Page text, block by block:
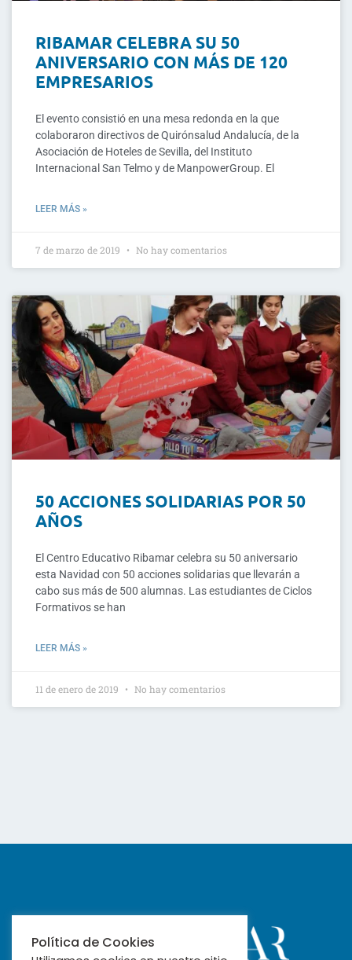
RIBAMAR CELEBRA SU 50
ANIVERSARIO CON MÁS DE 120
EMPRESARIOS
El evento consistió en una mesa redonda en la que
colaboraron directivos de Quirónsalud Andalucía, de la
Asociación de Hoteles de Sevilla, del Instituto
Internacional San Telmo y de ManpowerGroup. El
LEER MÁS »
7 de marzo de 2019 No hay comentarios
50 ACCIONES SOLIDARIAS POR 50
AÑOS
El Centro Educativo Ribamar celebra su 50 aniversario
esta Navidad con 50 acciones solidarias que llevarán a
cabo sus más de 500 alumnas. Las estudiantes de Ciclos
Formativos se han
LEER MÁS »
11 de enero de 2019 No hay comentarios
Política de Cookies